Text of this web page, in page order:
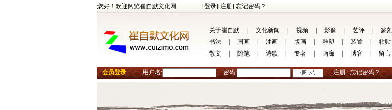
您好！欢迎阅览崔自默文化网 [登录][注册] 忘记密码？
关于崔自默 文化新闻 视频 影像 艺评 篆刻
书法
国画 油画 版画 雕塑 装置 粘贴
散文
随笔 诗歌 专著 画廊 博客 留言
会员登录 用户名: 密码: 注册 忘记密码？